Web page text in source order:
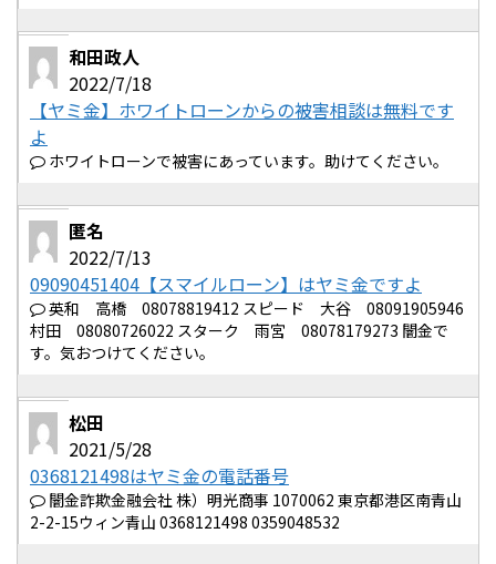
和田政人
2022/7/18
【ヤミ金】ホワイトローンからの被害相談は無料です
よ
ホワイトローンで被害にあっています。助けてください。
匿名
2022/7/13
09090451404【スマイルローン】はヤミ金ですよ
英和 高橋 08078819412 スピード 大谷 08091905946
村田 08080726022 スターク 雨宮 08078179273 闇金で
す。気おつけてください。
松田
2021/5/28
0368121498はヤミ金の電話番号
闇金詐欺金融会社 株）明光商事 1070062 東京都港区南青山
2-2-15ウィン青山 0368121498 0359048532